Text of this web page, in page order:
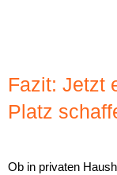
Fazit: Jetzt
Platz
Ob in privaten